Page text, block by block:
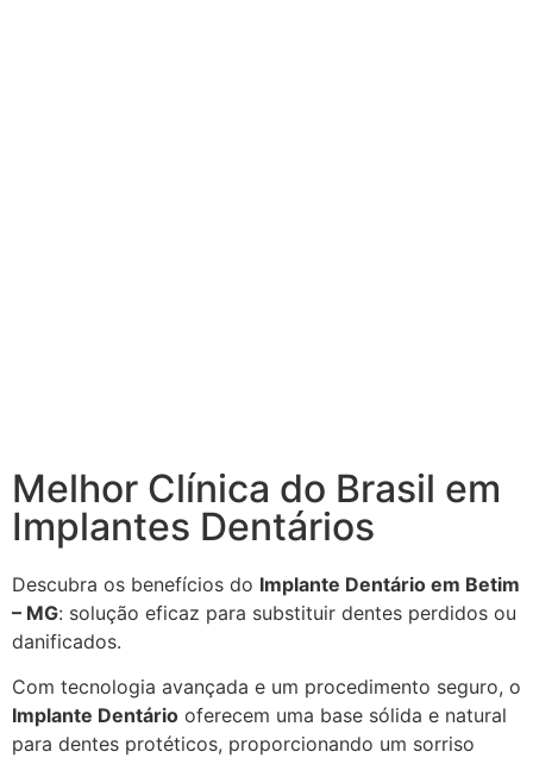
Melhor Clínica do Brasil em
Implantes Dentários
Descubra os benefícios do Implante Dentário em Betim
– MG: solução eficaz para substituir dentes perdidos ou
danificados.
Com tecnologia avançada e um procedimento seguro, o
Implante Dentário oferecem uma base sólida e natural
para dentes protéticos, proporcionando um sorriso